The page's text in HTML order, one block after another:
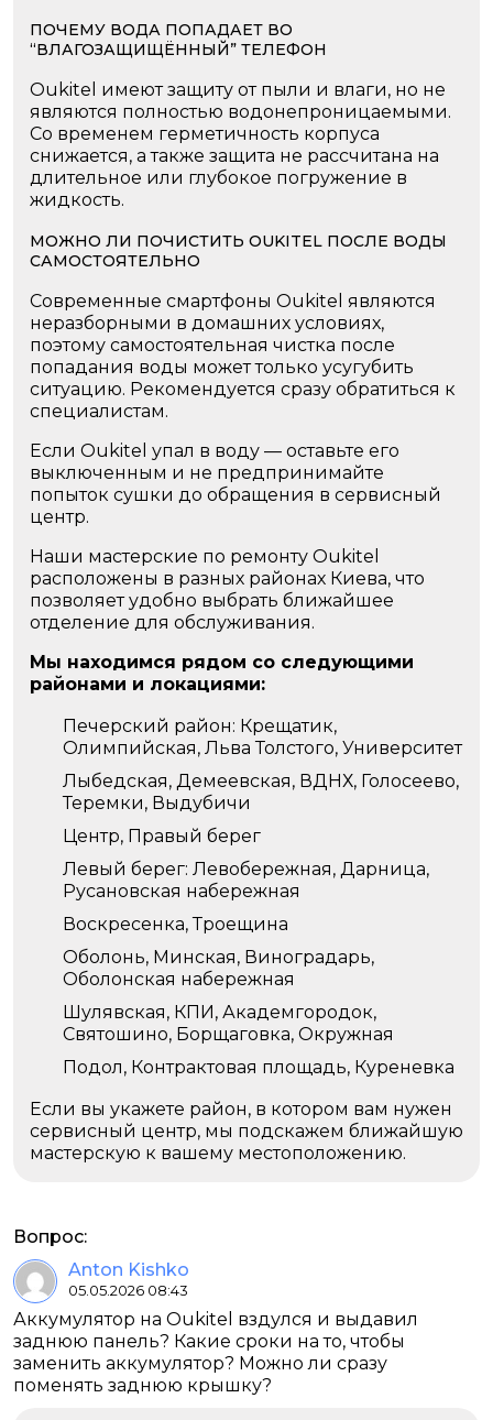
ПОЧЕМУ ВОДА ПОПАДАЕТ ВО
“ВЛАГОЗАЩИЩЁННЫЙ” ТЕЛЕФОН
Oukitel имеют защиту от пыли и влаги, но не
являются полностью водонепроницаемыми.
Со временем герметичность корпуса
снижается, а также защита не рассчитана на
длительное или глубокое погружение в
жидкость.
МОЖНО ЛИ ПОЧИСТИТЬ OUKITEL ПОСЛЕ ВОДЫ
САМОСТОЯТЕЛЬНО
Современные смартфоны Oukitel являются
неразборными в домашних условиях,
поэтому самостоятельная чистка после
попадания воды может только усугубить
ситуацию. Рекомендуется сразу обратиться к
специалистам.
Если Oukitel упал в воду — оставьте его
выключенным и не предпринимайте
попыток сушки до обращения в сервисный
центр.
Наши мастерские по ремонту Oukitel
расположены в разных районах Киева, что
позволяет удобно выбрать ближайшее
отделение для обслуживания.
Мы находимся рядом со следующими
районами и локациями:
Печерский район: Крещатик,
Олимпийская, Льва Толстого, Университет
Лыбедская, Демеевская, ВДНХ, Голосеево,
Теремки, Выдубичи
Центр, Правый берег
Левый берег: Левобережная, Дарница,
Русановская набережная
Воскресенка, Троещина
Оболонь, Минская, Виноградарь,
Оболонская набережная
Шулявская, КПИ, Академгородок,
Святошино, Борщаговка, Окружная
Подол, Контрактовая площадь, Куреневка
Если вы укажете район, в котором вам нужен
сервисный центр, мы подскажем ближайшую
мастерскую к вашему местоположению.
Вопрос:
Anton Kishko
05.05.2026 08:43
Аккумулятор на Oukitel вздулся и выдавил
заднюю панель? Какие сроки на то, чтобы
заменить аккумулятор? Можно ли сразу
поменять заднюю крышку?